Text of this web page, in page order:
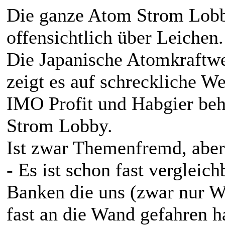
Die ganze Atom Strom
offensichtlich über Leichen.
Die Japanische
zeigt es auf schreckliche
IMO Profit und Habgier
Strom Lobby.
Ist zwar Themenfremd,
- Es ist schon fast
Banken die uns (zwar nur
fast an die Wand gefahren